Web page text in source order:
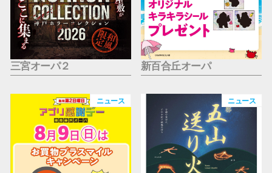
三宮オーパ２ 新百合丘オーパ
ニュース ニュース